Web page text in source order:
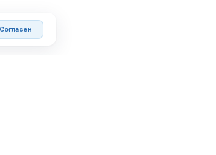
Согласен